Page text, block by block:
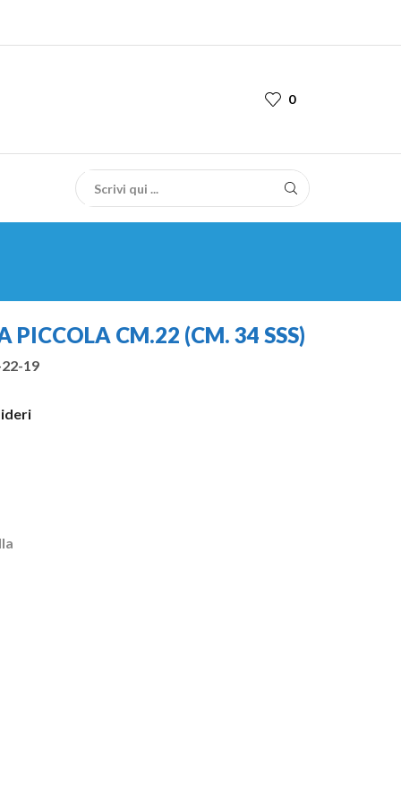
0
PICCOLA CM.22 (CM. 34 SSS)
19